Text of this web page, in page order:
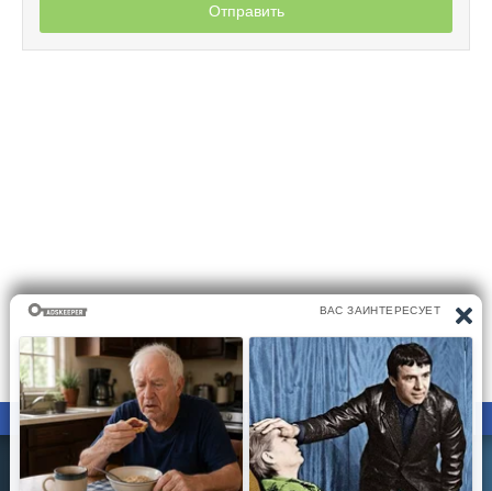
Отправить
ПРАВООБЛАДАТЕЛЯМ ПОЛИТИКА КОНФИДЕНЦИАЛЬНОСТИ
Все материалы на сайте размещаются его пользователями.
Администратор сайта не несёт ответственности за